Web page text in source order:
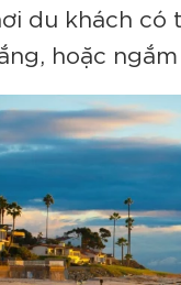
du khách có
hoặc